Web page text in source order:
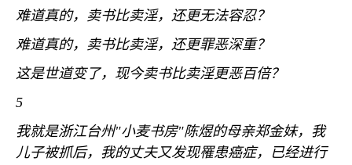
难道真的，卖书比卖淫，还更无法容忍？
难道真的，卖书比卖淫，还更罪恶深重？
这是世道变了，现今卖书比卖淫更恶百倍？
5
我就是浙江台州"小麦书房"陈煜的母亲郑金妹，我
儿子被抓后，我的丈夫又发现罹患癌症，已经进行